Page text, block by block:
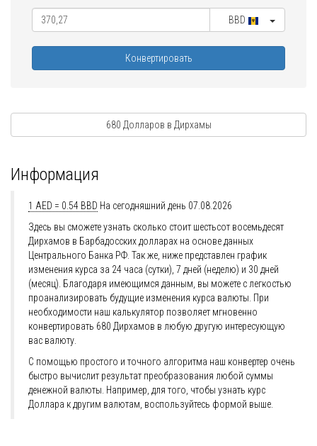
BBD
Конвертировать
680 Долларов в Дирхамы
Информация
1 AED = 0.54 BBD На сегодняшний день 07.08.2026
Здесь вы сможете узнать сколько стоит шестьсот восемьдесят
Дирхамов в Барбадосских долларах на основе данных
Центрального Банка РФ. Так же, ниже представлен график
изменения курса за 24 часа (сутки), 7 дней (неделю) и 30 дней
(месяц). Благодаря имеющимся данным, вы можете с легкостью
проанализировать будущие изменения курса валюты. При
необходимости наш калькулятор позволяет мгновенно
конвертировать 680 Дирхамов в любую другую интересующую
вас валюту.
С помощью простого и точного алгоритма наш конвертер очень
быстро вычислит результат преобразования любой суммы
денежной валюты. Например, для того, чтобы узнать курс
Доллара к другим валютам, воспользуйтесь формой выше.